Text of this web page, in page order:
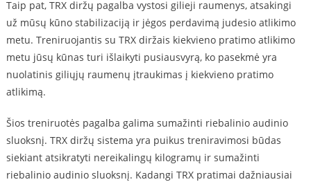
Taip pat, TRX diržų pagalba vystosi gilieji raumenys, atsakingi
už mūsų kūno stabilizaciją ir jėgos perdavimą judesio atlikimo
metu. Treniruojantis su TRX diržais kiekvieno pratimo atlikimo
metu jūsų kūnas turi išlaikyti pusiausvyrą, ko pasekmė yra
nuolatinis giliųjų raumenų įtraukimas į kiekvieno pratimo
atlikimą.
Šios treniruotės pagalba galima sumažinti riebalinio audinio
sluoksnį. TRX diržų sistema yra puikus treniravimosi būdas
siekiant atsikratyti nereikalingų kilogramų ir sumažinti
riebalinio audinio sluoksnį. Kadangi TRX pratimai dažniausiai